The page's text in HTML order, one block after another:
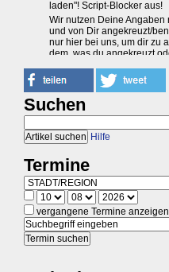
Suchen
Hilfe
Termine
vergangene Termine anzeigen